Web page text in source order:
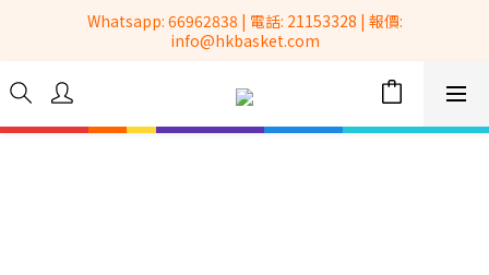
全港No.1一站式設備租售及採購服務供應商
info@hkbasket.com